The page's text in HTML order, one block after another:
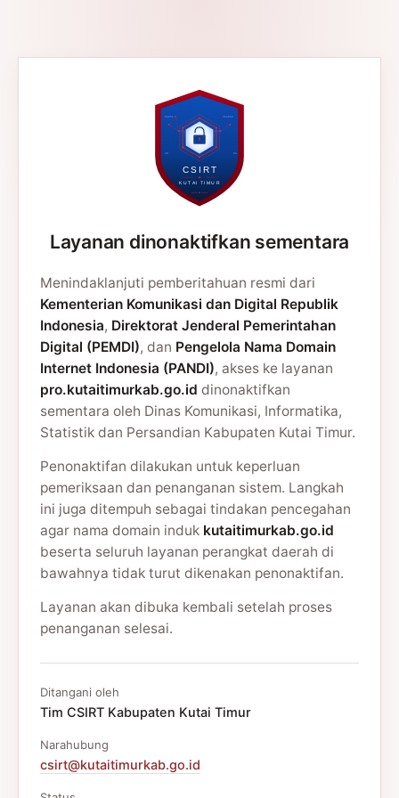
Layanan dinonaktifkan sementara
Menindaklanjuti pemberitahuan resmi dari
Kementerian Komunikasi dan Digital Republik
Indonesia, Direktorat Jenderal Pemerintahan
Digital (PEMDI), dan Pengelola Nama Domain
Internet Indonesia (PANDI), akses ke layanan
pro.kutaitimurkab.go.id dinonaktifkan
sementara oleh Dinas Komunikasi, Informatika,
Statistik dan Persandian Kabupaten Kutai Timur.
Penonaktifan dilakukan untuk keperluan
pemeriksaan dan penanganan sistem. Langkah
ini juga ditempuh sebagai tindakan pencegahan
agar nama domain induk kutaitimurkab.go.id
beserta seluruh layanan perangkat daerah di
bawahnya tidak turut dikenakan penonaktifan.
Layanan akan dibuka kembali setelah proses
penanganan selesai.
Ditangani oleh
Tim CSIRT Kabupaten Kutai Timur
Narahubung
csirt@kutaitimurkab.go.id